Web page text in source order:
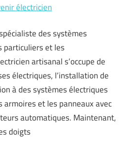
électricien
des systèmes
particuliers et les
artisanal s’occupe de
électriques, l’installation de
à des systèmes électriques
armoires et les panneaux avec
automatiques. Maintenant,
doigts